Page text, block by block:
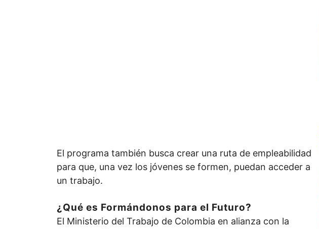
El programa también busca crear una ruta de empleabilidad
para que, una vez los jóvenes se formen, puedan acceder a
un trabajo.
¿Qué es Formándonos para el Futuro?
El Ministerio del Trabajo de Colombia en alianza con la